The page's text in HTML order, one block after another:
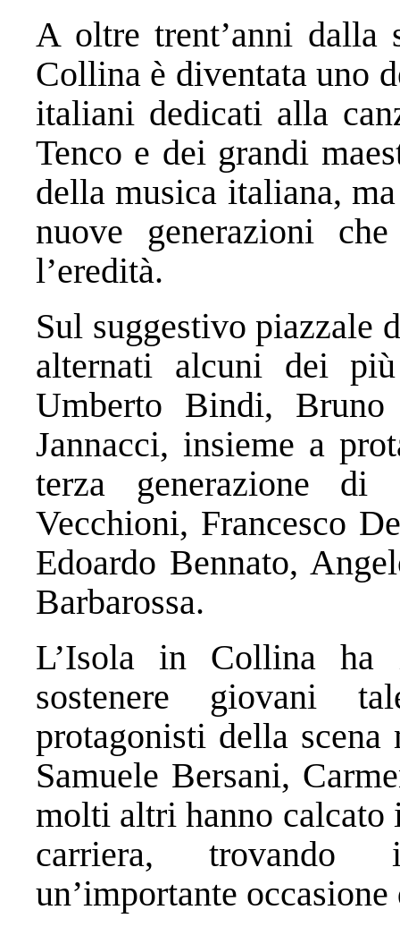
A oltre trent’anni dalla
Collina è diventata uno
italiani dedicati alla
Tenco e dei grandi
della musica italiana,
nuove generazioni
l’eredità.
Sul suggestivo piazzale
alternati alcuni dei
Umberto Bindi,
Jannacci, insieme a
terza generazione
Vecchioni, Francesco
Edoardo Bennato,
Barbarossa.
L’Isola in Collina ha
sostenere giovani
protagonisti della
Samuele Bersani,
molti altri hanno
carriera, trovando
un’importante